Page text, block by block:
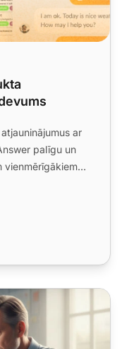
ar
palīgu un
vienmērīgākiem
atbildes neatbilst